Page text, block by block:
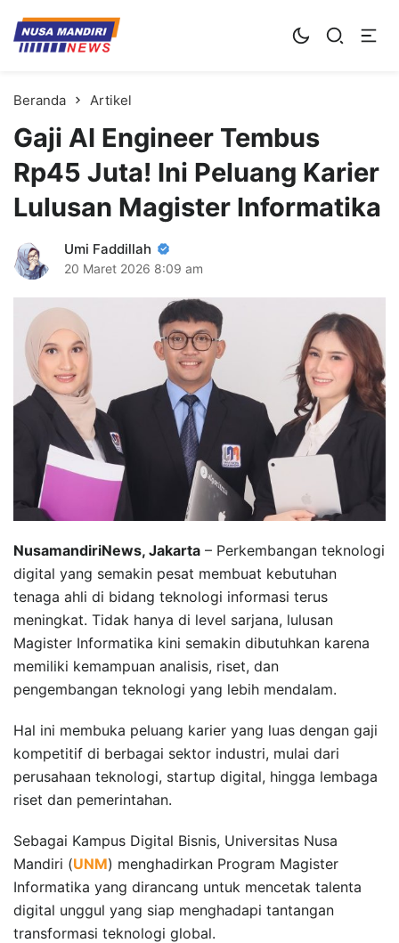
Kampus Digital Bisnis
Universitas Nusa Mandiri
Beranda Artikel
Gaji AI Engineer Tembus
Rp45 Juta! Ini Peluang Karier
Lulusan Magister Informatika
Umi Faddillah
20 Maret 2026 8:09 am
NusamandiriNews, Jakarta – Perkembangan teknologi
digital yang semakin pesat membuat kebutuhan
tenaga ahli di bidang teknologi informasi terus
meningkat. Tidak hanya di level sarjana, lulusan
Magister Informatika kini semakin dibutuhkan karena
memiliki kemampuan analisis, riset, dan
pengembangan teknologi yang lebih mendalam.
Hal ini membuka peluang karier yang luas dengan gaji
kompetitif di berbagai sektor industri, mulai dari
perusahaan teknologi, startup digital, hingga lembaga
riset dan pemerintahan.
Sebagai Kampus Digital Bisnis, Universitas Nusa
Mandiri (UNM) menghadirkan Program Magister
Informatika yang dirancang untuk mencetak talenta
digital unggul yang siap menghadapi tantangan
transformasi teknologi global.